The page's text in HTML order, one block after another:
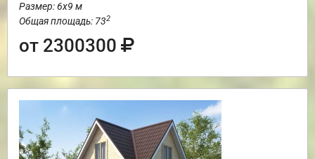
Размер: 6х9 м
Общая площадь: 732
от 2300300